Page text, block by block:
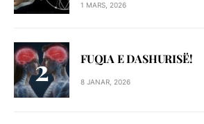
1 MARS, 2026
FUQIA E DASHURISË!
8 JANAR, 2026